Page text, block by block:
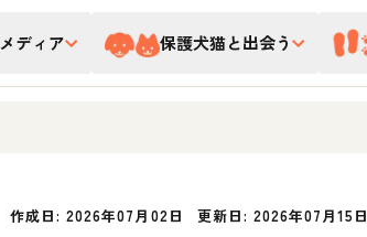
メディア 保護犬猫と出会う
作成日:2026年07月02日 更新日: 2026年07月15日